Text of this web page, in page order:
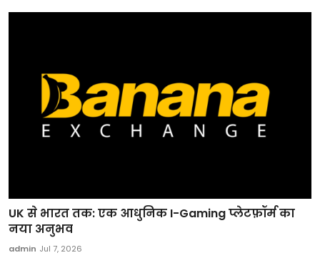
UK से भारत तक: एक आधुनिक I-Gaming प्लेटफ़ॉर्म का
नया अनुभव
admin Jul 7, 2026